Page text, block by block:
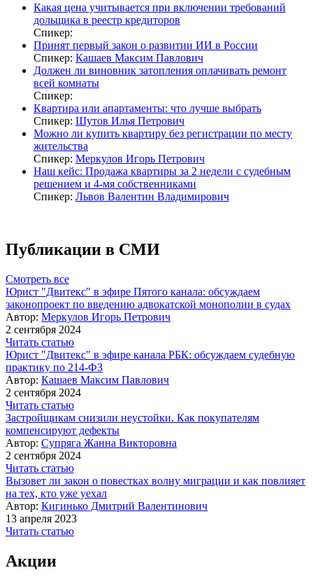
Какая цена учитывается при включении требований
дольщика в реестр кредиторов
Спикер:
Принят первый закон о развитии ИИ в России
Спикер: Кашаев Максим Павлович
Должен ли виновник затопления оплачивать ремонт
всей комнаты
Спикер:
Квартира или апартаменты: что лучше выбрать
Спикер: Шутов Илья Петрович
Можно ли купить квартиру без регистрации по месту
жительства
Спикер: Меркулов Игорь Петрович
Наш кейс: Продажа квартиры за 2 недели с судебным
решением и 4-мя собственниками
Спикер: Львов Валентин Владимирович
Публикации в СМИ
Смотреть все
Юрист "Двитекс" в эфире Пятого канала: обсуждаем
законопроект по введению адвокатской монополии в судах
Автор: Меркулов Игорь Петрович
2 сентября 2024
Читать статью
Юрист "Двитекс" в эфире канала РБК: обсуждаем судебную
практику по 214-ФЗ
Автор: Кашаев Максим Павлович
2 сентября 2024
Читать статью
Застройщикам снизили неустойки. Как покупателям
компенсируют дефекты
Автор: Супряга Жанна Викторовна
2 сентября 2024
Читать статью
Вызовет ли закон о повестках волну миграции и как повлияет
на тех, кто уже уехал
Автор: Кигинько Дмитрий Валентинович
13 апреля 2023
Читать статью
Акции